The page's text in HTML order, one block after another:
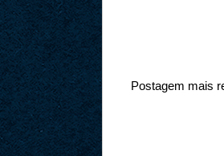
Postagem mais